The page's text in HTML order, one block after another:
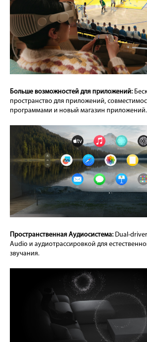
Больше возможностей для приложений:
пространство для приложений,
программами и новый магазин приложений.
Пространственная Аудиосистема: Dual-
Audio и аудиотрассировкой для
звучания.